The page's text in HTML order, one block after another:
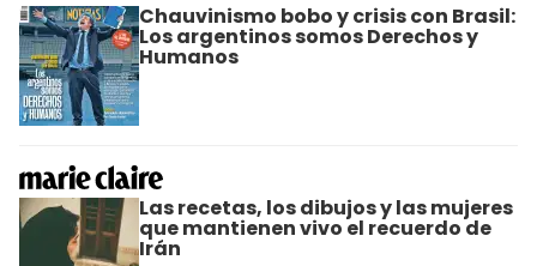
Chauvinismo bobo y crisis con Brasil:
Los argentinos somos Derechos y
Humanos
Las recetas, los dibujos y las mujeres
que mantienen vivo el recuerdo de
Irán